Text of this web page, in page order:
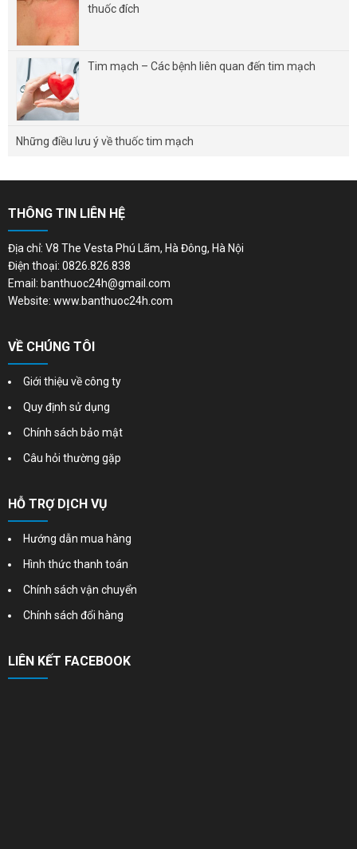
thuốc đích
Tim mạch – Các bệnh liên quan đến tim mạch
Những điều lưu ý về thuốc tim mạch
THÔNG TIN LIÊN HỆ
Địa chỉ: V8 The Vesta Phú Lãm, Hà Đông, Hà Nội
Điện thoại: 0826.826.838
Email: banthuoc24h@gmail.com
Website: www.banthuoc24h.com
VỀ CHÚNG TÔI
Giới thiệu về công ty
Quy định sử dụng
Chính sách bảo mật
Câu hỏi thường gặp
HỖ TRỢ DỊCH VỤ
Hướng dẫn mua hàng
Hình thức thanh toán
Chính sách vận chuyển
Chính sách đổi hàng
LIÊN KẾT FACEBOOK